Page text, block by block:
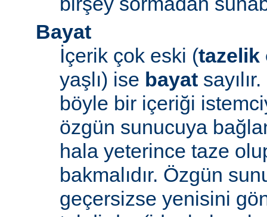
Bayat
İçerik çok eski (tazelik
yaşlı) ise bayat
böyle bir içeriği
özgün sunucuya
hala yeterince taze
bakmalıdır. Özgün
geçersizse yenisini